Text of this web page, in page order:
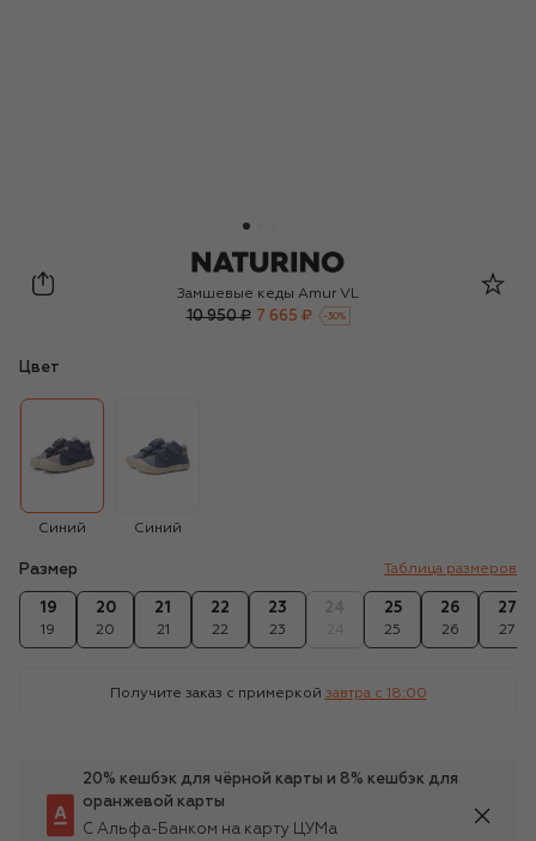
Naturino
Замшевые кеды Amur VL
10 950 ₽ 7 665 ₽ -30%
Цвет
Синий Синий
Размер Таблица размеров
19
19
20
20
21
21
22
22
23
23
25
25
26
26
27
27
Получите заказ с примеркой завтра c 18:00
20% кешбэк для чёрной карты и 8% кешбэк для
оранжевой карты
С Альфа-Банком на карту ЦУМа